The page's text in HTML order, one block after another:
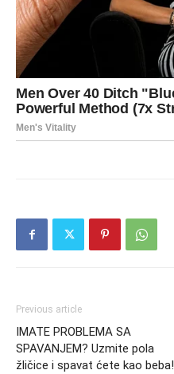
Previous article
IMATE PROBLEMA SA
SPAVANJEM? Uzmite pola
žličice i spavat ćete kao beba!